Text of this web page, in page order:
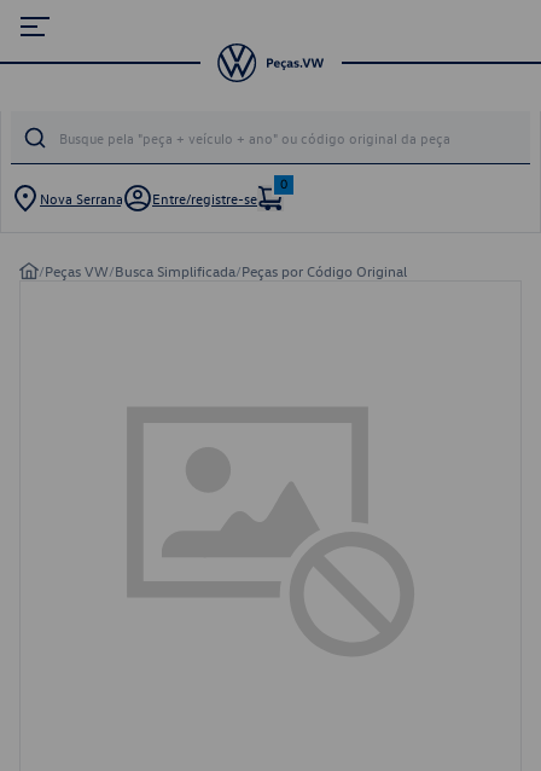
Nova Serrana Entre/registre-se
0
/Peças VW/Busca Simplificada/Peças por Código Original